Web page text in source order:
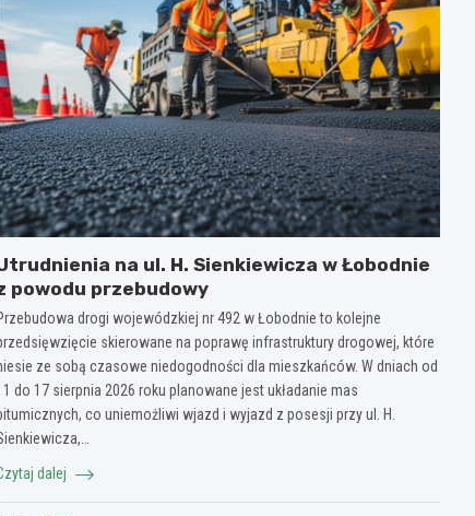
na ul. H. Sienkiewicza w Łobodnie
powodu przebudowy
drogi wojewódzkiej nr 492 w Łobodnie to kolejne
skierowane na poprawę infrastruktury drogowej, które
ze sobą czasowe niedogodności dla mieszkańców. W dniach od
do 17 sierpnia 2026 roku planowane jest układanie mas
co uniemożliwi wjazd i wyjazd z posesji przy ul. H.
dalej